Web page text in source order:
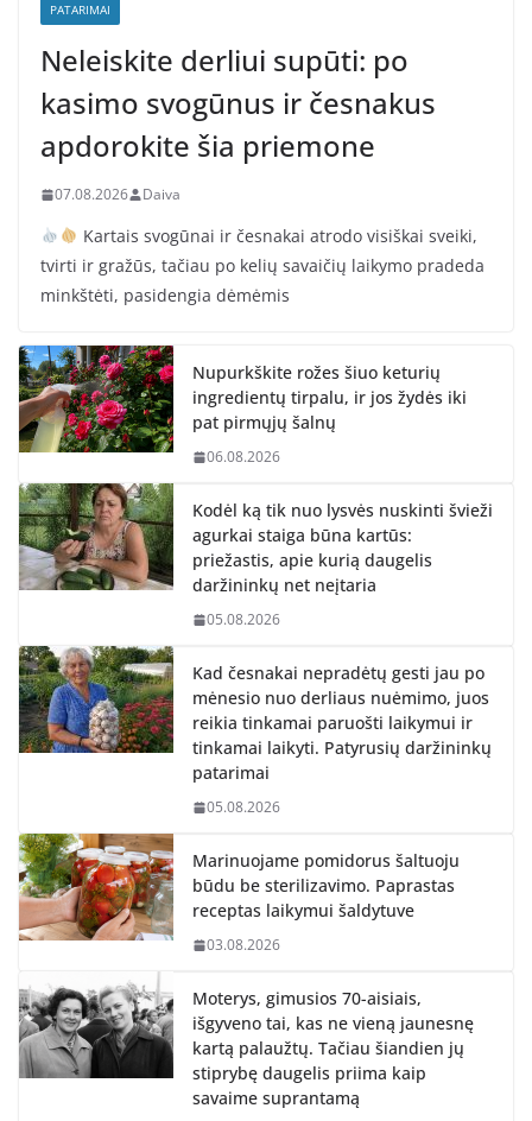
PATARIMAI
Neleiskite derliui supūti: po
kasimo svogūnus ir česnakus
apdorokite šia priemone
07.08.2026 Daiva
Kartais svogūnai ir česnakai atrodo visiškai sveiki,
tvirti ir gražūs, tačiau po kelių savaičių laikymo pradeda
minkštėti, pasidengia dėmėmis
Nupurkškite rožes šiuo keturių
ingredientų tirpalu, ir jos žydės iki
pat pirmųjų šalnų
06.08.2026
Kodėl ką tik nuo lysvės nuskinti švieži
agurkai staiga būna kartūs:
priežastis, apie kurią daugelis
daržininkų net neįtaria
05.08.2026
Kad česnakai nepradėtų gesti jau po
mėnesio nuo derliaus nuėmimo, juos
reikia tinkamai paruošti laikymui ir
tinkamai laikyti. Patyrusių daržininkų
patarimai
05.08.2026
Marinuojame pomidorus šaltuoju
būdu be sterilizavimo. Paprastas
receptas laikymui šaldytuve
03.08.2026
Moterys, gimusios 70-aisiais,
išgyveno tai, kas ne vieną jaunesnę
kartą palaužtų. Tačiau šiandien jų
stiprybę daugelis priima kaip
savaime suprantamą